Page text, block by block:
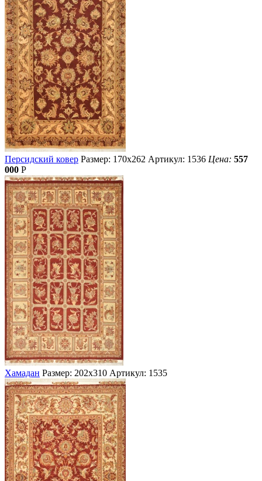
Персидский ковер Размер: 170х262 Артикул: 1536 Цена: 557
000 Р
Хамадан Размер: 202х310 Артикул: 1535